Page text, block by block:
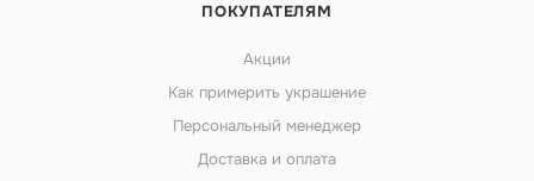
ПОКУПАТЕЛЯМ
Акции
Как примерить украшение
Персональный менеджер
Доставка и оплата